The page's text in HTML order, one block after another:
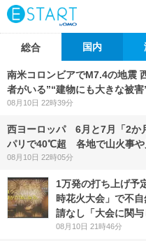
総合 国内
南米コロンビアでM7.4の地震
者がいる”“建物にも大きな被害
08月10日 22時39分
西ヨーロッパ 6月と7月「2か
パリで40℃超 各地で山火事や
08月10日 22時05分
1万発の打ち上げ予
時花火大会」で不
請なし「大会に関
08月10日 21時46分